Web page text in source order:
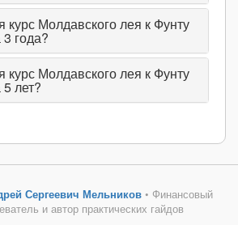
курс Молдавского лея к Фунту
3 года?
курс Молдавского лея к Фунту
5 лет?
Сергеевич Мельников• Финансовый
и автор практических гайдов